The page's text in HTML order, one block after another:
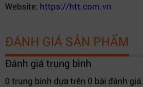
Website: https://htt.com.vn
ĐÁNH GIÁ SẢN PHẨM
Đánh giá trung bình
0 trung bình dựa trên 0 bài đánh giá.